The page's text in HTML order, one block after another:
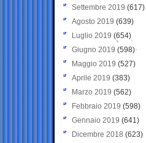
Settembre 2019 (617)
Agosto 2019 (639)
Luglio 2019 (654)
Giugno 2019 (598)
Maggio 2019 (527)
Aprile 2019 (383)
Marzo 2019 (562)
Febbraio 2019 (598)
Gennaio 2019 (641)
Dicembre 2018 (623)